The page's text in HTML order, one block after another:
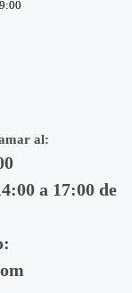
al:
a 17:00 de